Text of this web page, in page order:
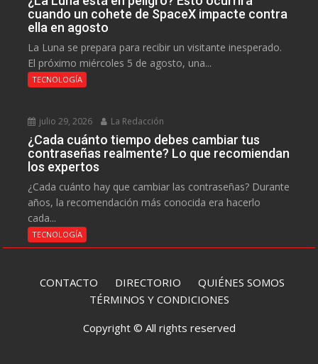
cuando un cohete de SpaceX impacte contra
ella en agosto
La Luna se prepara para recibir un visitante inesperado.
El próximo miércoles 5 de agosto, una...
TECNOLOGÍA
julio 29, 2026 La Redacción
¿Cada cuánto tiempo debes cambiar tus
contraseñas realmente? Lo que recomiendan
los expertos
¿Cada cuánto hay que cambiar las contraseñas? Durante
años, la recomendación más conocida era hacerlo
cada...
TECNOLOGÍA
CONTACTO DIRECTORIO QUIÉNES SOMOS
TÉRMINOS Y CONDICIONES
Copyright © All rights reserved